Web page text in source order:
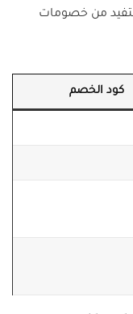
من خصومات
كود الخصم